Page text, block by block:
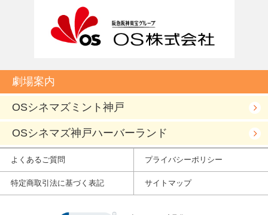
劇場案内
OSシネマズミント神戸
OSシネマズ神戸ハーバーランド
よくあるご質問 プライバシーポリシー
特定商取引法に基づく表記 サイトマップ